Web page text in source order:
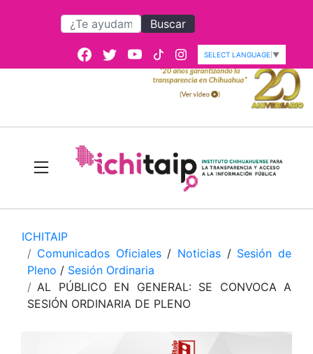
Buscar
SELECT LANGUAGE ▼
ICHITAIP
Comunicados Oficiales/ Noticias / Sesión de
Pleno / Sesión Ordinaria
AL PÚBLICO EN GENERAL: SE CONVOCA A
SESIÓN ORDINARIA DE PLENO